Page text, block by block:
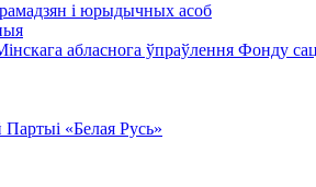
і юрыдычных асоб
абласнога ўпраўлення Фонду
«Белая Русь»